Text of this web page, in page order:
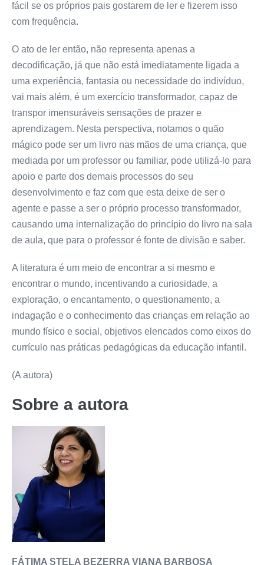
fácil se os próprios pais gostarem de ler e fizerem isso
com frequência.
O ato de ler então, não representa apenas a
decodificação, já que não está imediatamente ligada a
uma experiência, fantasia ou necessidade do indivíduo,
vai mais além, é um exercício transformador, capaz de
transpor imensuráveis sensações de prazer e
aprendizagem. Nesta perspectiva, notamos o quão
mágico pode ser um livro nas mãos de uma criança, que
mediada por um professor ou familiar, pode utilizá-lo para
apoio e parte dos demais processos do seu
desenvolvimento e faz com que esta deixe de ser o
agente e passe a ser o próprio processo transformador,
causando uma internalização do princípio do livro na sala
de aula, que para o professor é fonte de divisão e saber.
A literatura é um meio de encontrar a si mesmo e
encontrar o mundo, incentivando a curiosidade, a
exploração, o encantamento, o questionamento, a
indagação e o conhecimento das crianças em relação ao
mundo físico e social, objetivos elencados como eixos do
currículo nas práticas pedagógicas da educação infantil.
(A autora)
Sobre a autora
FÁTIMA STELA BEZERRA VIANA BARBOSA